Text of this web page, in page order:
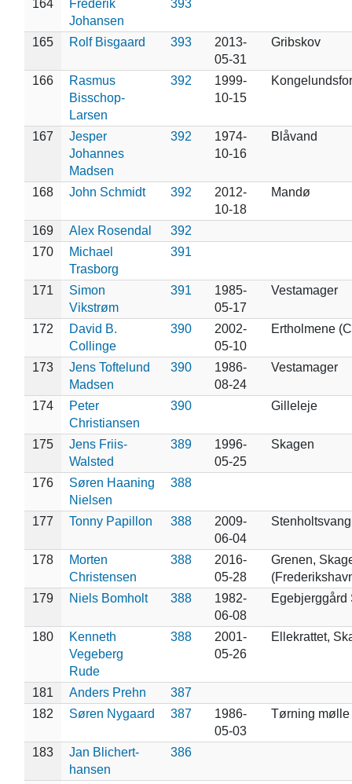
164
Frederik
Johansen
393
165 Rolf Bisgaard 393
2013-
05-31
Gribskov
166
Rasmus
Bisschop-
Larsen
392
1999-
10-15
167
Jesper
Johannes
Madsen
392
1974-
10-16
Blåvand
168 John Schmidt 392
2012-
10-18
Mandø
169 Alex Rosendal
392
170
Michael
Trasborg
391
171
Simon
Vikstrøm
391
1985-
05-17
Vestamager
172
David B.
Collinge
390
2002-
05-10
Ertholmene
173
Jens Toftelund
Madsen
390
1986-
08-24
Vestamager
174
Peter
Christiansen
390 Gilleleje
175
Jens Friis-
Walsted
389
1996-
05-25
Skagen
176
Søren Haaning
Nielsen
388
177 Tonny Papillon 388
2009-
06-04
178
Morten
Christensen
388
2016-
05-28
Grenen,
179
Niels Bomholt 388
1982-
06-08
Egebjerggård
180
Kenneth
Vegeberg
Rude
388
2001-
05-26
Ellekrattet,
181 Anders Prehn
387
182
Søren Nygaard 387
1986-
05-03
Tørning mølle
183
Jan Blichert-
hansen
386